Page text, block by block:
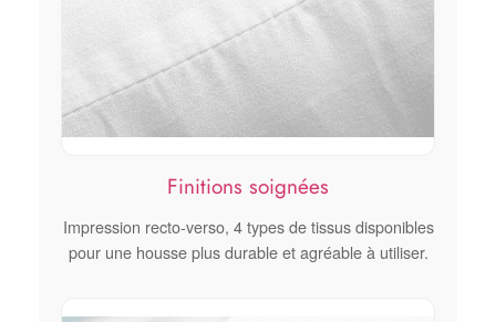
Finitions soignées
Impression recto-verso, 4 types de tissus disponibles
pour une housse plus durable et agréable à utiliser.